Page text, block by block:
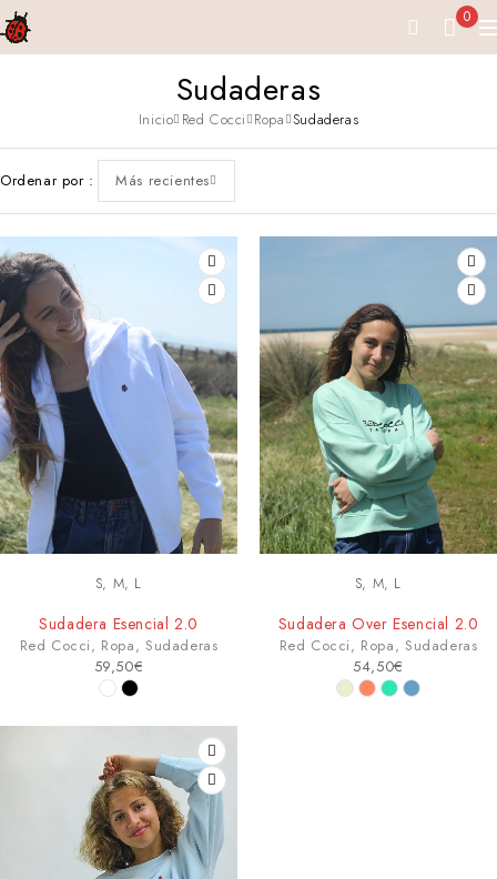
0
Sudaderas
Inicio Red Cocci Ropa Sudaderas
Ordenar por Más recientes
S, M, L
Sudadera Esencial 2.0
Red Cocci, Ropa, Sudaderas
59,50€
S, M, L
Sudadera Over Esencial 2.0
Red Cocci, Ropa, Sudaderas
54,50€